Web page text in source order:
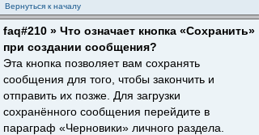
Вернуться к началу
faq#210 » Что означает кнопка «Сохранить»
при создании сообщения?
Эта кнопка позволяет вам сохранять
сообщения для того, чтобы закончить и
отправить их позже. Для загрузки
сохранённого сообщения перейдите в
параграф «Черновики» личного раздела.